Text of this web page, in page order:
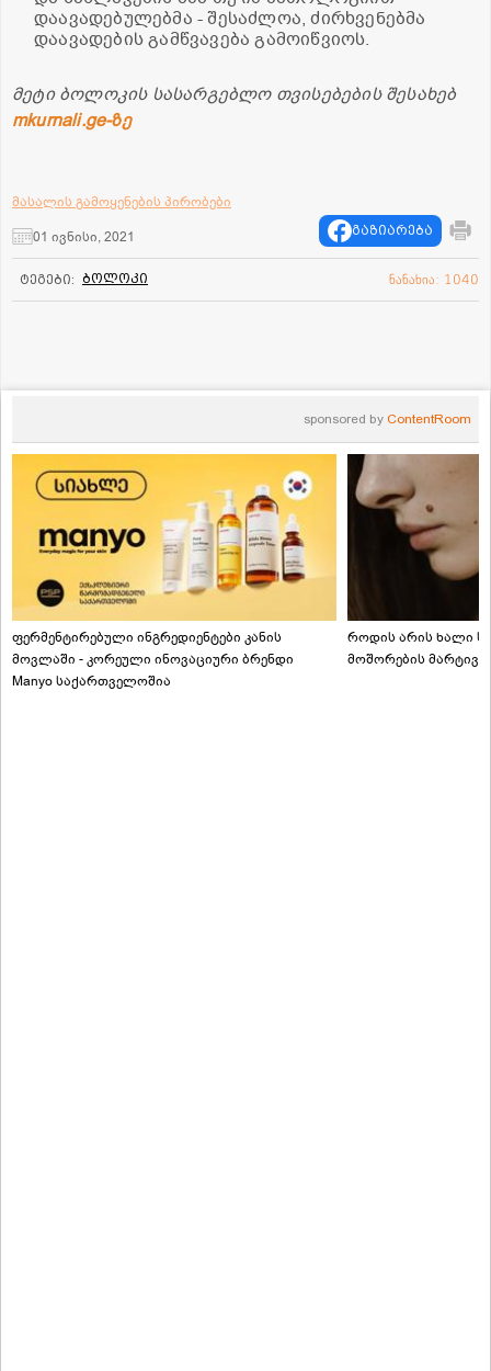
დაავადებულებმა - შესაძლოა, ძირხვენებმა
დაავადების გამწვავება გამოიწვიოს.
მეტი ბოლოკის სასარგებლო თვისებების შესახებ
mkurnali.ge-ზე
მასალის გამოყენების პირობები
01 ივნისი, 2021
გაზიარება
ტეგები: ბოლოკი ნანახია: 1040
sponsored by ContentRoom
ფერმენტირებული ინგრედიენტები კანის
მოვლაში - კორეული ინოვაციური ბრენდი
Manyo საქართველოშია
როდის არის ხალი
მოშორების